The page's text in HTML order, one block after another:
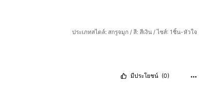
ประเภทสไตล์: สกรูจมูก / สี: สีเงิน / ไซส์: 1ชิ้น-หัวใจ
มีประโยชน์ (0)